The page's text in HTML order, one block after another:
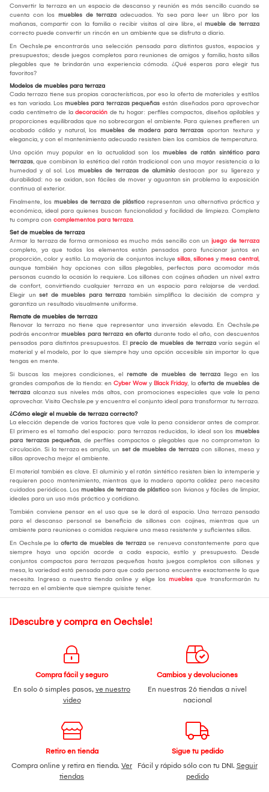
Convertir la terraza en un espacio de descanso y reunión es más sencillo cuando se
cuenta con los muebles de terraza adecuados. Ya sea para leer un libro por las
mañanas, compartir con la familia o recibir visitas al aire libre, el mueble de terraza
correcto puede convertir un rincón en un ambiente que se disfruta a diario.
En Oechsle.pe encontrarás una selección pensada para distintos gustos, espacios y
presupuestos; desde juegos completos para reuniones de amigos y familia, hasta sillas
plegables que te brindarán una experiencia cómoda. ¿Qué esperas para elegir tus
favoritos?
Modelos de muebles para terraza
Cada terraza tiene sus propias características, por eso la oferta de materiales y estilos
es tan variada. Los muebles para terrazas pequeñas están diseñados para aprovechar
cada centímetro de la decoración de tu hogar: perfiles compactos, diseños apilables y
proporciones equilibradas que no sobrecargan el ambiente. Para quienes prefieren un
acabado cálido y natural, los muebles de madera para terrazas aportan textura y
elegancia, y con el mantenimiento adecuado resisten bien los cambios de temperatura.
Una opción muy popular en la actualidad son los muebles de ratán sintético para
terrazas, que combinan la estética del ratán tradicional con una mayor resistencia a la
humedad y al sol. Los muebles de terrazas de aluminio destacan por su ligereza y
durabilidad: no se oxidan, son fáciles de mover y aguantan sin problema la exposición
continua al exterior.
Finalmente, los muebles de terraza de plástico representan una alternativa práctica y
económica, ideal para quienes buscan funcionalidad y facilidad de limpieza. Completa
tu compra con complementos para terraza.
Set de muebles de terraza
Armar la terraza de forma armoniosa es mucho más sencillo con un juego de terraza
completo, ya que todos los elementos están pensados para funcionar juntos en
proporción, color y estilo. La mayoría de conjuntos incluye sillas, sillones y mesa central,
aunque también hay opciones con sillas plegables, perfectas para acomodar más
personas cuando la ocasión lo requiere. Los sillones con cojines añaden un nivel extra
de confort, convirtiendo cualquier terraza en un espacio para relajarse de verdad.
Elegir un set de muebles para terraza también simplifica la decisión de compra y
garantiza un resultado visualmente uniforme.
Remate de muebles de terraza
Renovar la terraza no tiene que representar una inversión elevada. En Oechsle.pe
podrás encontrar muebles para terraza en oferta durante todo el año, con descuentos
pensados para distintos presupuestos. El precio de muebles de terraza varía según el
material y el modelo, por lo que siempre hay una opción accesible sin importar lo que
tengas en mente.
Si buscas las mejores condiciones, el remate de muebles de terraza llega en las
grandes campañas de la tienda: en Cyber Wow y Black Friday, la oferta de muebles de
terraza alcanza sus niveles más altos, con promociones especiales que vale la pena
aprovechar. Visita Oechsle.pe y encuentra el conjunto ideal para transformar tu terraza.
¿Cómo elegir el mueble de terraza correcto?
La elección depende de varios factores que vale la pena considerar antes de comprar.
El primero es el tamaño del espacio: para terrazas reducidas, lo ideal son los muebles
para terrazas pequeñas, de perfiles compactos o plegables que no comprometan la
circulación. Si la terraza es amplia, un set de muebles de terraza con sillones, mesa y
sillas aprovecha mejor el ambiente.
El material también es clave. El aluminio y el ratán sintético resisten bien la intemperie y
requieren poco mantenimiento, mientras que la madera aporta calidez pero necesita
cuidados periódicos. Los muebles de terraza de plástico son livianos y fáciles de limpiar,
ideales para un uso más práctico y cotidiano.
También conviene pensar en el uso que se le dará al espacio. Una terraza pensada
para el descanso personal se beneficia de sillones con cojines, mientras que un
ambiente para reuniones o comidas requiere una mesa resistente y suficientes sillas.
En Oechsle.pe la oferta de muebles de terraza se renueva constantemente para que
siempre haya una opción acorde a cada espacio, estilo y presupuesto. Desde
conjuntos compactos para terrazas pequeñas hasta juegos completos con sillones y
mesa, la variedad está pensada para que cada persona encuentre exactamente lo que
necesita. Ingresa a nuestra tienda online y elige los muebles que transformarán tu
terraza en el ambiente que siempre quisiste tener.
¡Descubre y compra en Oechsle!
Compra fácil y seguro
En solo 6 simples pasos, ve nuestro
video
Cambios y devoluciones
En nuestras 26 tiendas a nivel
nacional
Retiro en tienda
Compra online y retira en tienda. Ver
tiendas
Sigue tu pedido
Fácil y rápido sólo con tu DNI. Seguir
pedido